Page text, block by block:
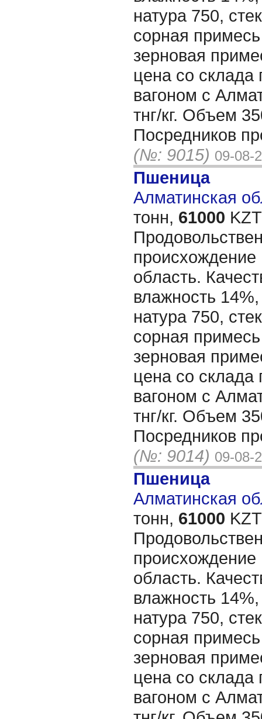
натура 750,
сорная
зерновая
цена со
вагоном с
тнг/кг. Объем
Посредников
(№: 9015) 09-08-
Пшеница
Алматинская
тонн, 61000
происхождение
область.
влажность
натура 750,
сорная
зерновая
цена со
вагоном с
тнг/кг. Объем
Посредников
(№: 9014) 09-08-
Пшеница
Алматинская
тонн, 61000
происхождение
область.
влажность
натура 750,
сорная
зерновая
цена со
вагоном с